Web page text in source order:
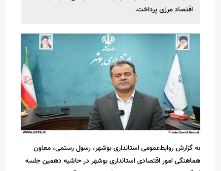
اقتصاد مرزی پرداخت.
به گزارش روابط‌عمومی استانداری بوشهر، رسول رستمی، معاون
هماهنگی امور اقتصادی استانداری بوشهر در حاشیه دهمین جلسه